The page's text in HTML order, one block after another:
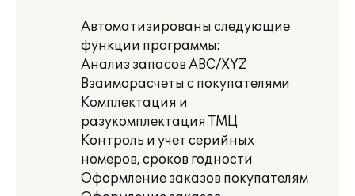
Автоматизированы следующие
функции программы:
Анализ запасов АВС/XYZ
Взаиморасчеты с покупателями
Комплектация и
разукомплектация ТМЦ
Контроль и учет серийных
номеров, сроков годности
Оформление заказов покупателям